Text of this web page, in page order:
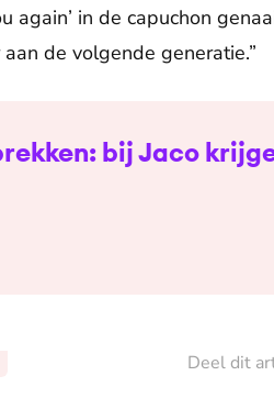
again’ in de capuchon
de volgende generatie.”
bij Jaco
Deel dit